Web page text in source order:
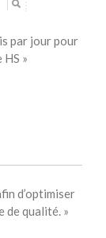
par jour pour
»
d’optimiser
de qualité. »